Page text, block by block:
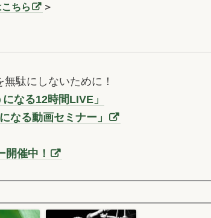
ちら ＞
駄にしないために！
なる12時間LIVE」
なる動画セミナー」
開催中！